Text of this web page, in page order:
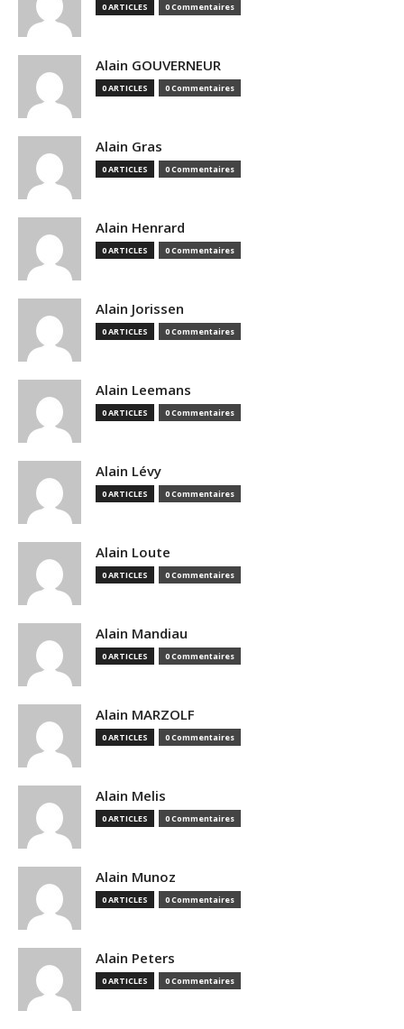
0 ARTICLES 0 Commentaires
Alain GOUVERNEUR
0 ARTICLES 0 Commentaires
Alain Gras
0 ARTICLES 0 Commentaires
Alain Henrard
0 ARTICLES 0 Commentaires
Alain Jorissen
0 ARTICLES 0 Commentaires
Alain Leemans
0 ARTICLES 0 Commentaires
Alain Lévy
0 ARTICLES 0 Commentaires
Alain Loute
0 ARTICLES 0 Commentaires
Alain Mandiau
0 ARTICLES 0 Commentaires
Alain MARZOLF
0 ARTICLES 0 Commentaires
Alain Melis
0 ARTICLES 0 Commentaires
Alain Munoz
0 ARTICLES 0 Commentaires
Alain Peters
0 ARTICLES 0 Commentaires